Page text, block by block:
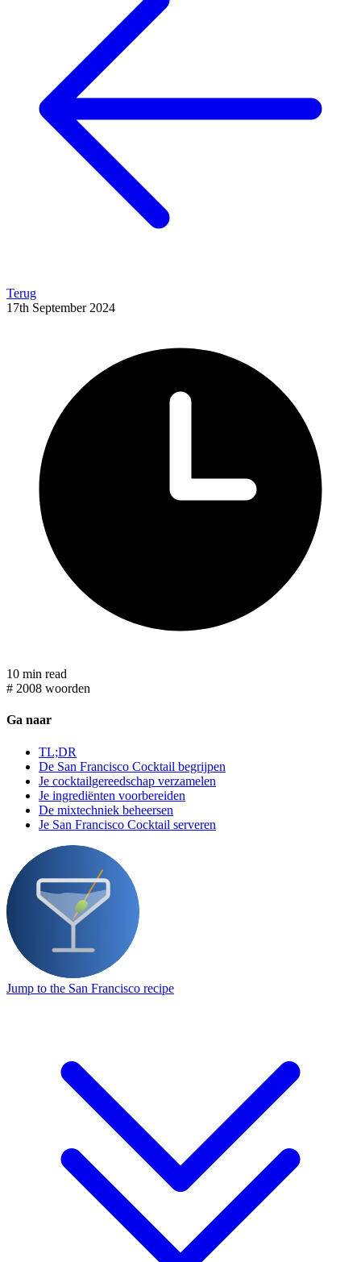
Terug
17th September 2024
10 min read
# 2008 woorden
Ga naar
TL;DR
De San Francisco Cocktail begrijpen
Je cocktailgereedschap verzamelen
Je ingrediënten voorbereiden
De mixtechniek beheersen
Je San Francisco Cocktail serveren
Jump to the San Francisco recipe